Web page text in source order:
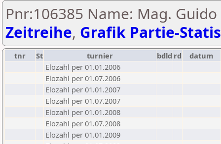
Pnr:106385 Name: Mag.
Zeitreihe, Grafik Partie-
tnr St turnier bdld rd
datum
Elozahl per 01.01.2006
Elozahl per 01.07.2006
Elozahl per 01.01.2007
Elozahl per 01.07.2007
Elozahl per 01.01.2008
Elozahl per 01.07.2008
Elozahl per 01.01.2009